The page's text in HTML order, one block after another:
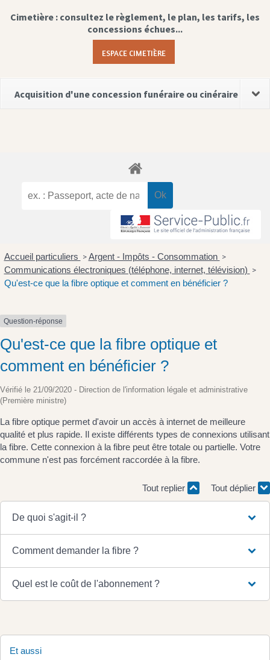
Cimetière : consultez le règlement, le plan, les tarifs, les
concessions échues...
ESPACE CIMETIÈRE
Acquisition d'une concession funéraire ou cinéraire
Accueil particuliers > Argent - Impôts - Consommation >
Communications électroniques (téléphone, internet, télévision) >
Qu'est-ce que la fibre optique et comment en bénéficier ?
Question-réponse
Qu'est-ce que la fibre optique et
comment en bénéficier ?
Vérifié le 21/09/2020 - Direction de l'information légale et administrative
(Première ministre)
La fibre optique permet d'avoir un accès à internet de meilleure
qualité et plus rapide. Il existe différents types de connexions utilisant
la fibre. Cette connexion à la fibre peut être totale ou partielle. Votre
commune n'est pas forcément raccordée à la fibre.
Tout replier Tout déplier
De quoi s'agit-il ?
Comment demander la fibre ?
Quel est le coût de l'abonnement ?
Et aussi